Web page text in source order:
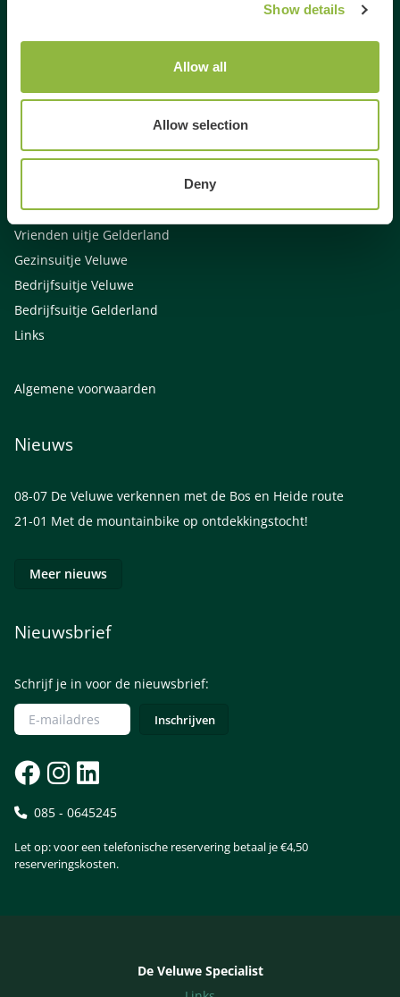
Show details
Allow all
Allow selection
Deny
Weekendje weg Gelderland
Familie uitjes Gelderland
Vrienden uitje Gelderland
Gezinsuitje Veluwe
Bedrijfsuitje Veluwe
Bedrijfsuitje Gelderland
Links
Algemene voorwaarden
Nieuws
08-07 De Veluwe verkennen met de Bos en Heide route
21-01 Met de mountainbike op ontdekkingstocht!
Meer nieuws
Nieuwsbrief
Schrijf je in voor de nieuwsbrief:
085 - 0645245
Let op: voor een telefonische reservering betaal je €4,50
reserveringskosten.
De Veluwe Specialist